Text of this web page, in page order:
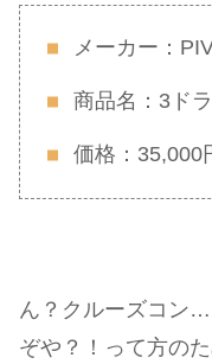
メーカー：
商品名：3ド
価格：35,000
ん？クルーズコン
ぞや？！って方の